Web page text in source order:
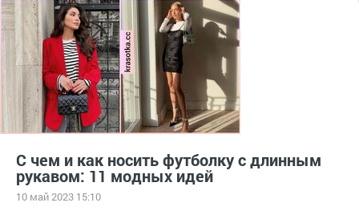
С чем и как носить футболку с длинным
рукавом: 11 модных идей
10 май 2023 15:10